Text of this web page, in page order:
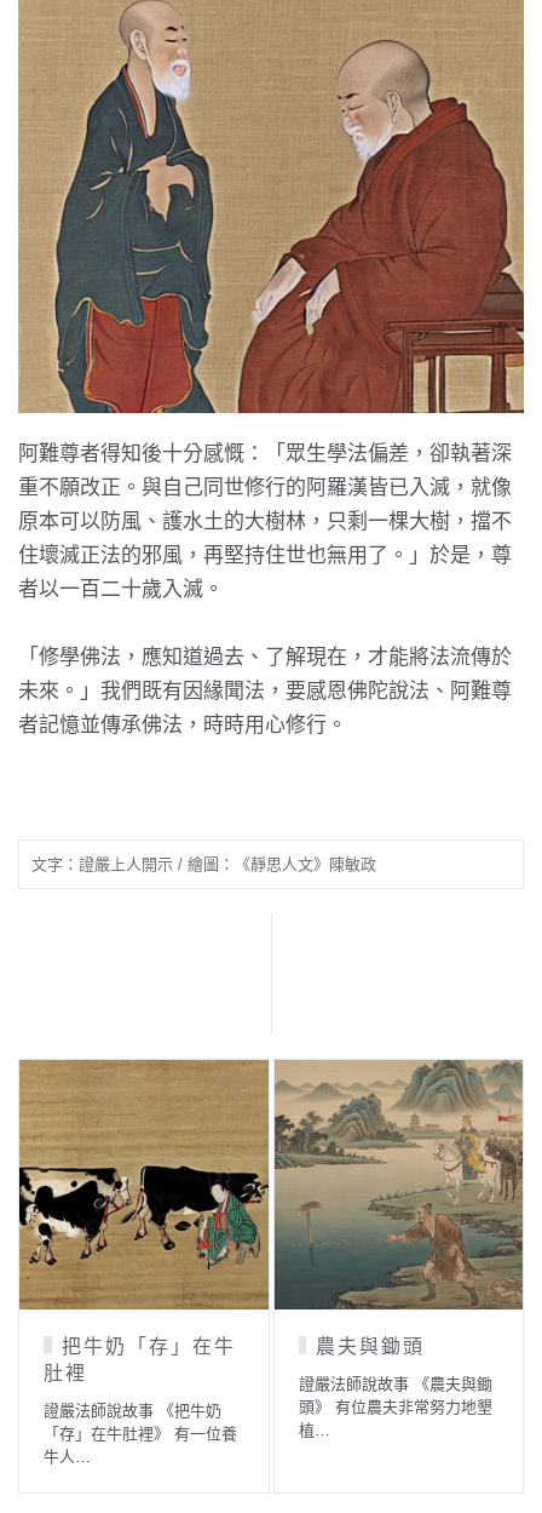
阿難尊者得知後十分感慨：「眾生學法偏差，卻執著深
重不願改正。與自己同世修行的阿羅漢皆已入滅，就像
原本可以防風、護水土的大樹林，只剩一棵大樹，擋不
住壞滅正法的邪風，再堅持住世也無用了。」於是，尊
者以一百二十歲入滅。
「修學佛法，應知道過去、了解現在，才能將法流傳於
未來。」我們既有因緣聞法，要感恩佛陀說法、阿難尊
者記憶並傳承佛法，時時用心修行。
文字：證嚴上人開示 / 繪圖：《靜思人文》陳敏政
把牛奶「存」在牛
肚裡
證嚴法師說故事 《把牛奶
「存」在牛肚裡》 有一位養
牛人…
農夫與鋤頭
證嚴法師說故事 《農夫與鋤
頭》 有位農夫非常努力地墾
植…